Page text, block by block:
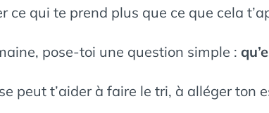
ce qui te prend plus que ce que cela
pose-toi une question simple :
peut t’aider à faire le tri, à alléger ton